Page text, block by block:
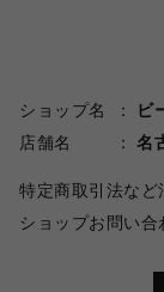
ショップ名
ビ
店舗名
名
特定商取引法など
ショップお問い合